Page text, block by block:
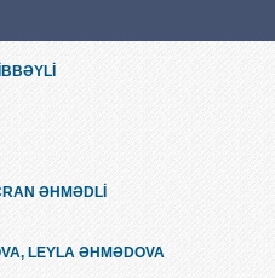
ƏHMƏDLİ
LEYLA ƏHMƏDOVA